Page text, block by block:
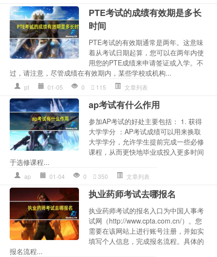
PTE考试的成绩有效期是多长
时间
PTE考试的有效期通常是两年。这意味
着从考试日期起算，您可以在两年内使
用您的PTE成绩来申请签证或入学。不
过，请注意，尽管成绩在有效期内，某些学校或机构...
pt 01-05 0 115 文章列表
ap考试有什么作用
参加AP考试的好处主要包括： 1. 获得
大学学分 ：AP考试成绩可以用来换取
大学学分，允许学生提前完成一些必修
课程，从而更快地毕业或投入更多时间
于选修课程...
ap 01-04 0 350 文章列表
执业药师考试去哪报名
执业药师考试的报名入口为中国人事考
试网（http://www.cpta.com.cn/）。您
需要在该网站上进行账号注册，并如实
填写个人信息，完成报名流程。具体的
报名流程...